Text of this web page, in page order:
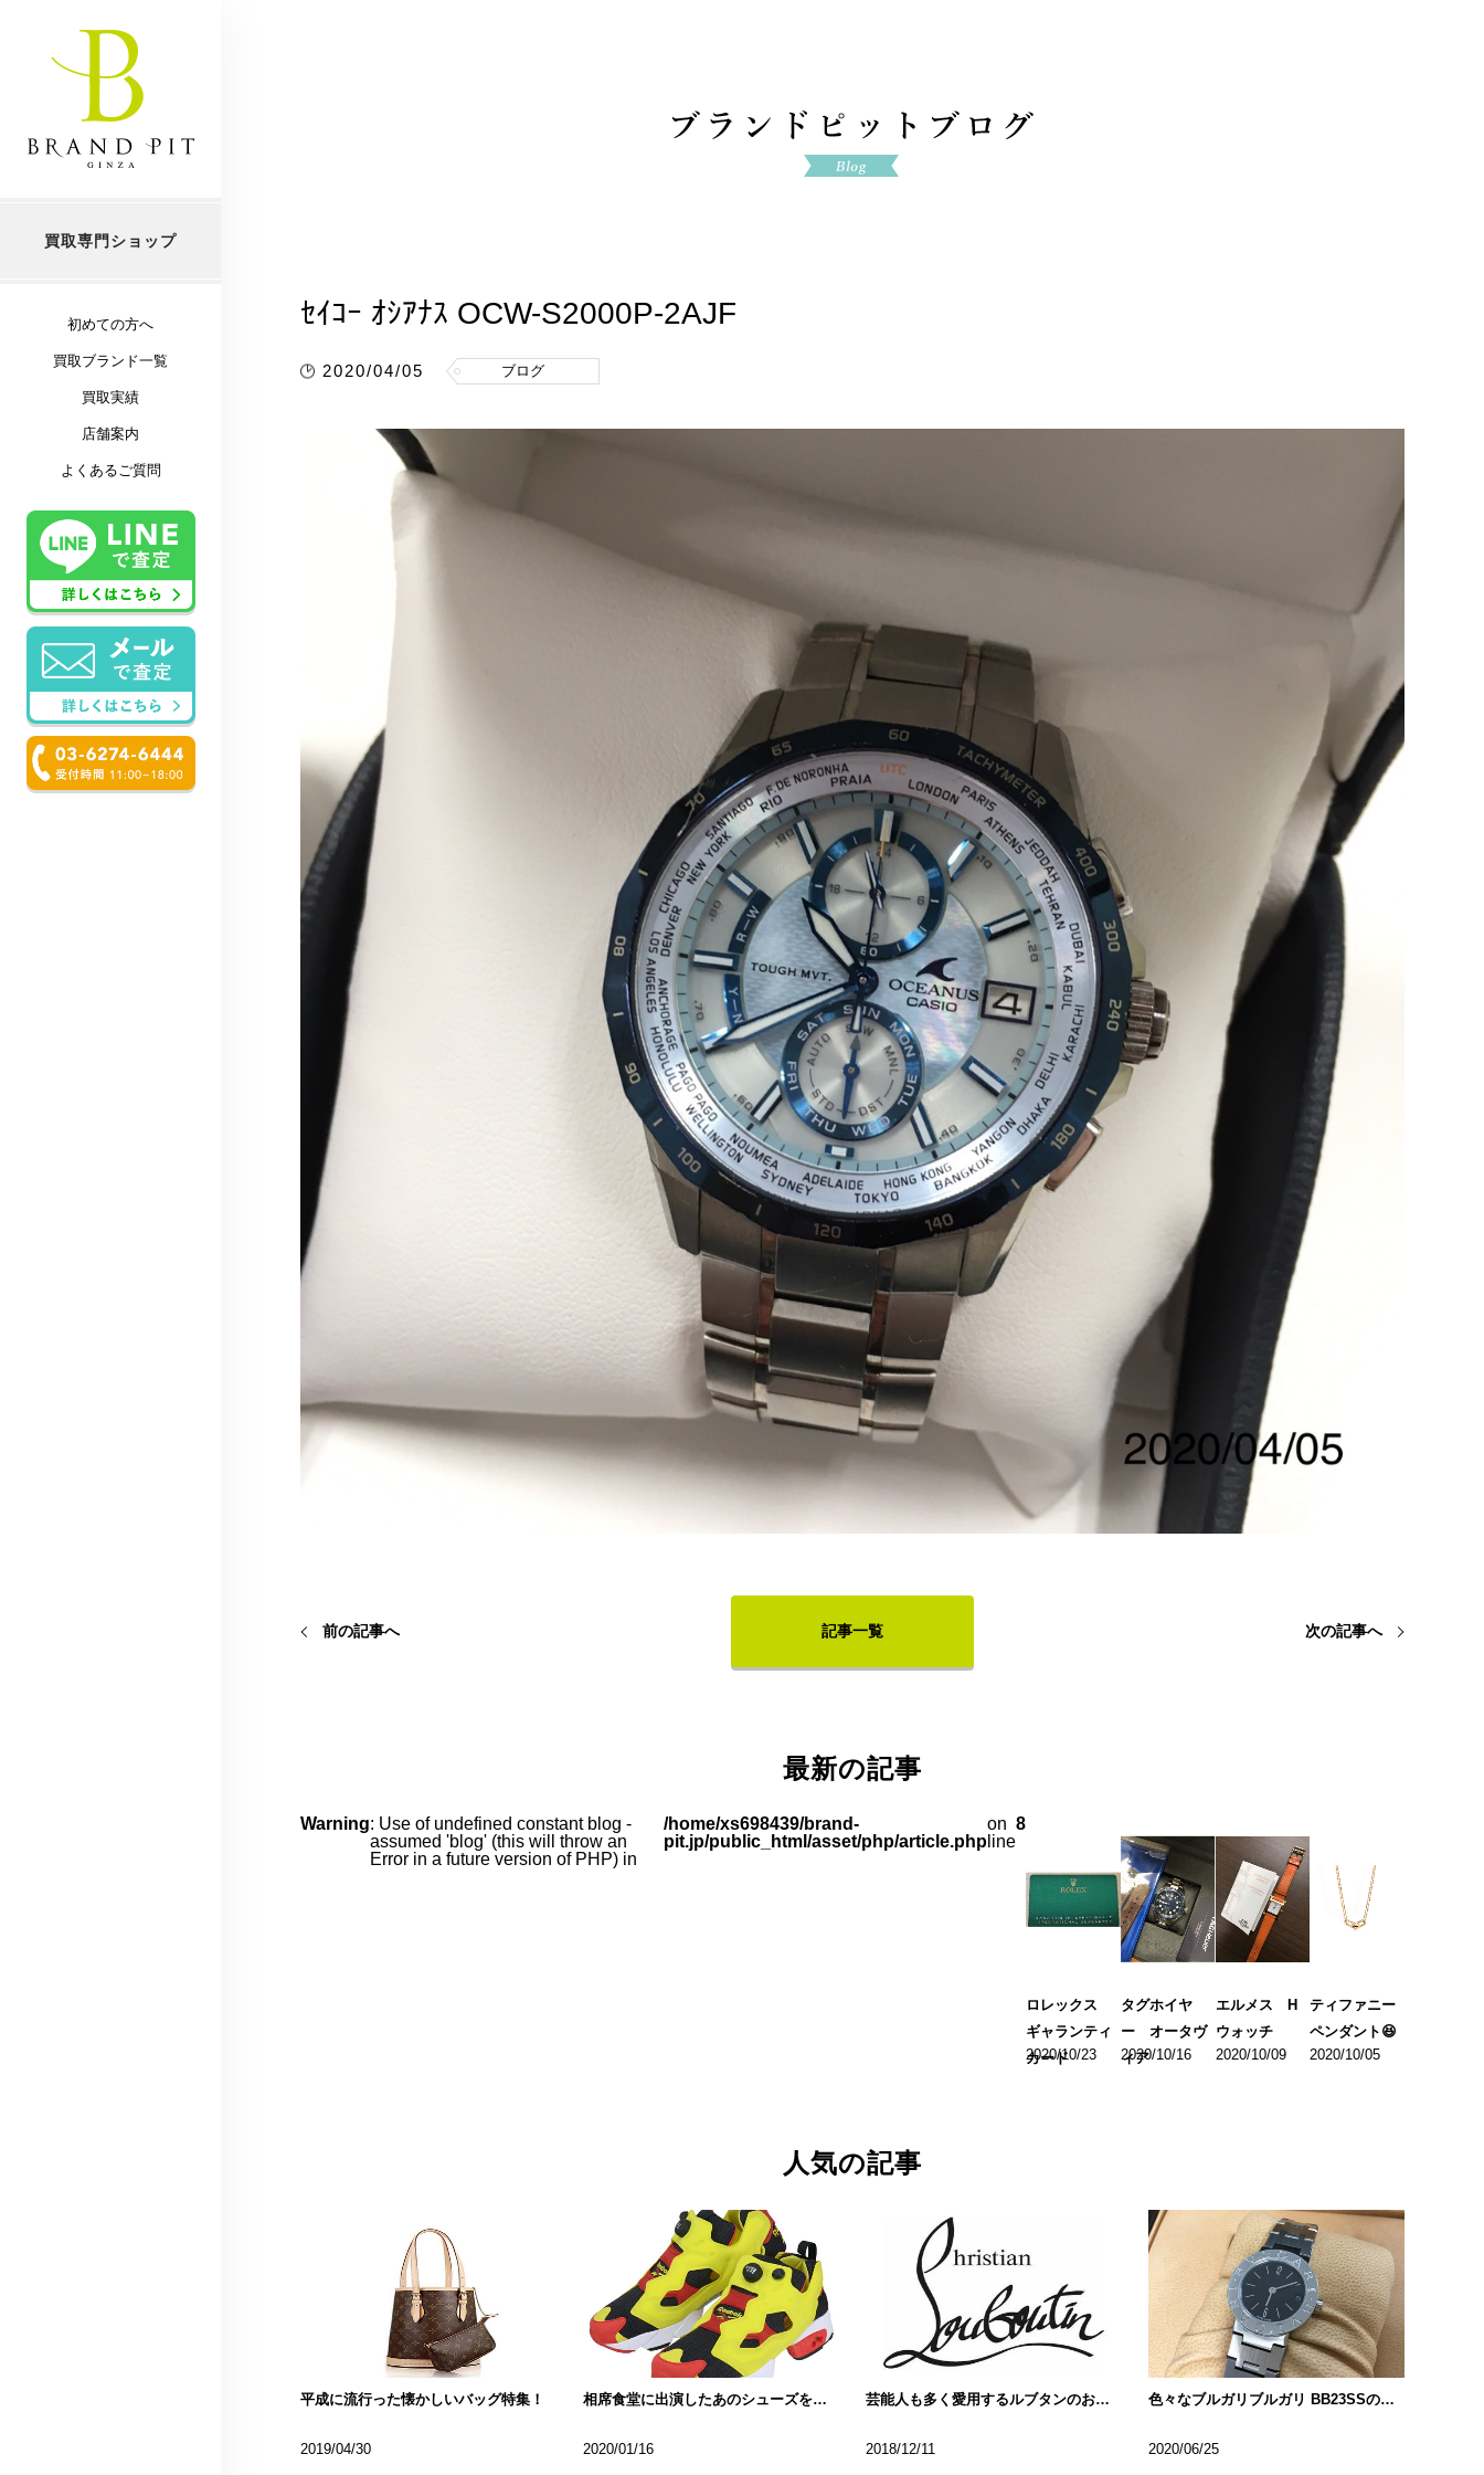
買取専門ショップ
初めての方へ
買取ブランド一覧
買取実績
店舗案内
よくあるご質問
ｾｲｺｰ ｵｼｱﾅｽ OCW-S2000P-2AJF
2020/04/05 ブログ
次の記事へ
前の記事へ 記事一覧
最新の記事
Warning: Use of undefined constant blog -
assumed 'blog' (this will throw an
Error in a future version of PHP) in
/home/xs698439/brand-
pit.jp/public_html/asset/php/article.php
on
line
8
ロレックス
ギャランティ
カード
2020/10/23
タグホイヤ
ー オータヴ
ィア
2020/10/16
エルメス H
ウォッチ
2020/10/09
ティファニー
ペンダント😆
2020/10/05
人気の記事
平成に流行った懐かしいバッグ特集！
2019/04/30
相席食堂に出演したあのシューズをご紹介
2020/01/16
芸能人も多く愛用するルブタンのお財布!!
2018/12/11
色々なブルガリブルガリ BB23SSの種類について…
2020/06/25